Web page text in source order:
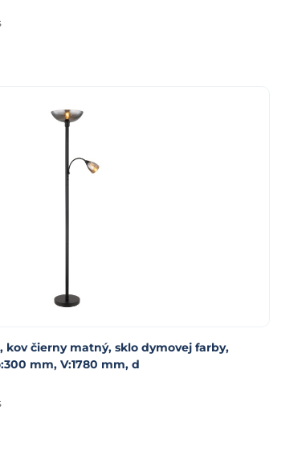
kov čierny matný, sklo dymovej farby,
mm, V:1780 mm, d